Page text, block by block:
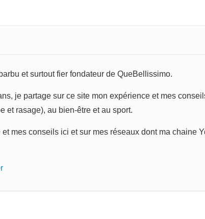
et surtout fier fondateur de QueBellissimo.
je partage sur ce site mon expérience et mes
et rasage), au bien-être et au sport.
mes conseils ici et sur mes réseaux dont ma chaine